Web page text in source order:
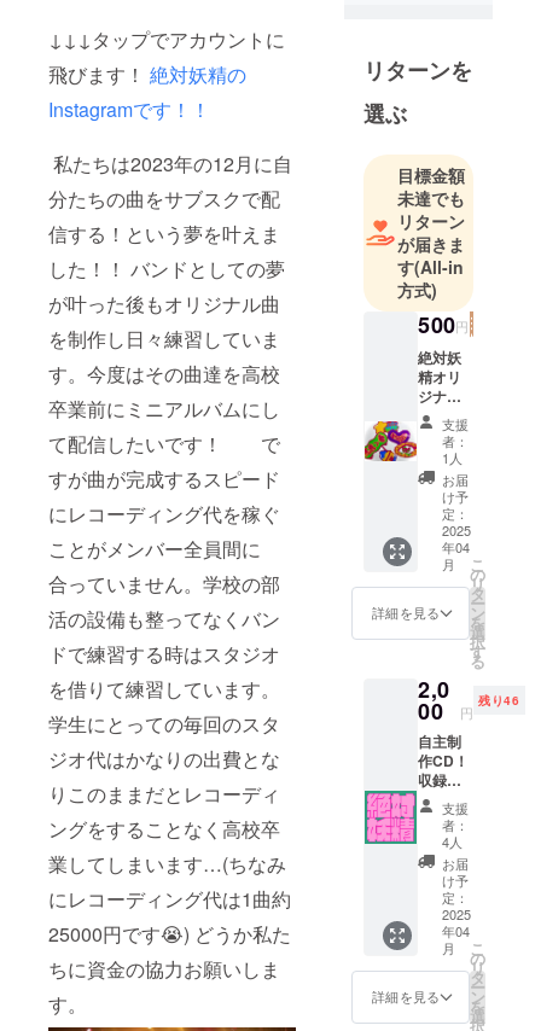
↓↓↓タップでアカウントに
飛びます！ 絶対妖精の
Instagramです！！
私たちは2023年の12月に自
分たちの曲をサブスクで配
信する！という夢を叶えま
した！！ バンドとしての夢
が叶った後もオリジナル曲
を制作し日々練習していま
す。今度はその曲達を高校
卒業前にミニアルバムにし
て配信したいです！ で
すが曲が完成するスピード
にレコーディング代を稼ぐ
ことがメンバー全員間に
合っていません。学校の部
活の設備も整ってなくバン
ドで練習する時はスタジオ
を借りて練習しています。
学生にとっての毎回のスタ
ジオ代はかなりの出費とな
りこのままだとレコーディ
ングをすることなく高校卒
業してしまいます…(ちなみ
にレコーディング代は1曲約
25000円です😭) どうか私た
ちに資金の協力お願いしま
す。
リターンを
選ぶ
目標金額
未達でも
リターン
が届きま
す(All-in
方式)
500円
絶対妖
精オリ
ジナル
ステッ
カーで
す！ メ
ンバー
で1から
デザイ
ンしま
した！
【商品
ジャン
ル】ス
テッ
カー
量】5枚
入り
【サイ
ズ】
5cmX5
cmにお
さまる
サイズ
感で
す！
【お届
け方
法】郵
支援
者：
1人
お届
け予
定：
2025
年04
月
詳細を見る
こ
の
リ
タ
ー
ン
を
選
択
す
る
2,0
00 円
残り46
自主制
作CD！
収録
曲）未
定（5曲
程度）
【お届
け方
法】郵
送 自分
たちの
曲がCD
という
形にな
るの
支援
者：
4人
お届
け予
定：
2025
年04
月
詳細を見る
こ
の
リ
タ
ー
ン
を
選
択